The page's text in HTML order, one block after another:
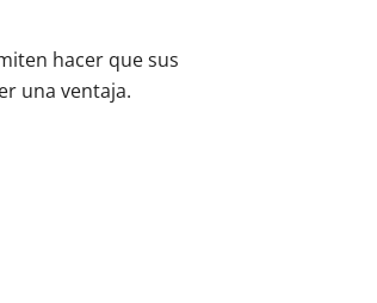
hacer que sus
una ventaja.